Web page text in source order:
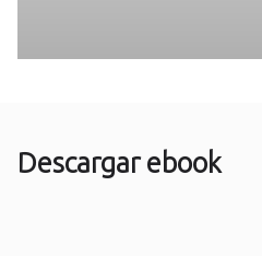
Descargar ebook